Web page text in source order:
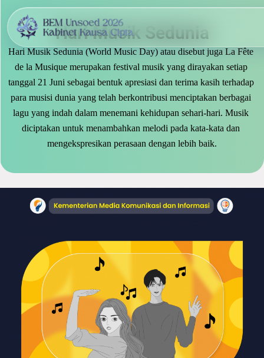
to
content
Hari Musik Sedunia
Hari Musik Sedunia (World Music Day) atau disebut juga La Fête
de la Musique merupakan festival musik yang dirayakan setiap
tanggal 21 Juni sebagai bentuk apresiasi dan terima kasih terhadap
para musisi dunia yang telah berkontribusi menciptakan berbagai
lagu yang indah dalam menemani kehidupan sehari-hari. Musik
diciptakan untuk menambahkan melodi pada kata-kata dan
mengekspresikan perasaan dengan lebih baik.